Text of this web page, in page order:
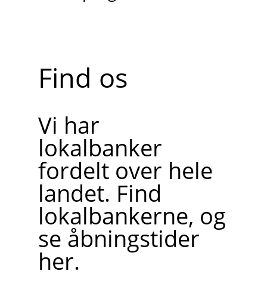
Find os
Vi har
lokalbanker
fordelt over hele
landet. Find
lokalbankerne, og
se åbningstider
her.